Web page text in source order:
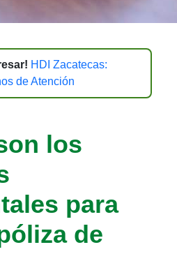
HDI Zacatecas:
de Atención
los
para
de